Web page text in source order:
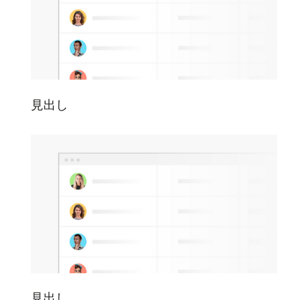
見出し